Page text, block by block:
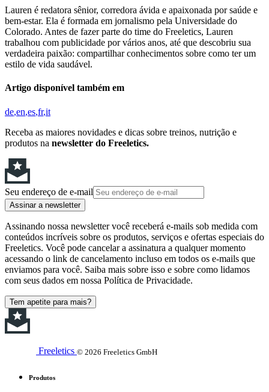
Lauren é redatora sênior, corredora ávida e apaixonada por saúde e
bem-estar. Ela é formada em jornalismo pela Universidade do
Colorado. Antes de fazer parte do time do Freeletics, Lauren
trabalhou com publicidade por vários anos, até que descobriu sua
verdadeira paixão: compartilhar conhecimentos sobre como ter um
estilo de vida saudável.
Artigo disponível também em
de en es fr it
Receba as maiores novidades e dicas sobre treinos, nutrição e
produtos na newsletter do Freeletics.
Seu endereço de e-mail
Assinar a newsletter
Assinando nossa newsletter você receberá e-mails sob medida com
conteúdos incríveis sobre os produtos, serviços e ofertas especiais do
Freeletics. Você pode cancelar a assinatura a qualquer momento
acessando o link de cancelamento incluso em todos os e-mails que
enviamos para você. Saiba mais sobre isso e sobre como lidamos
com seus dados em nossa Política de Privacidade.
Tem apetite para mais?
Freeletics © 2026 Freeletics GmbH
Produtos